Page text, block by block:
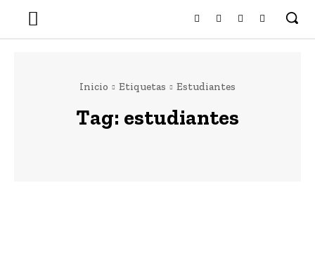
Inicio Etiquetas Estudiantes
Tag: estudiantes